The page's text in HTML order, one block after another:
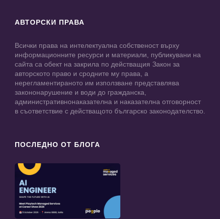
АВТОРСКИ ПРАВА
Всички права на интелектуална собственост върху
информационните ресурси и материали, публикувани на
сайта са обект на закрила по действащия Закон за
авторското право и сродните му права, а
нерегламентираното им използване представлява
закононарушение и води до гражданска,
административнонаказателна и наказателна отговорност
в съответствие с действащото българско законодателство.
ПОСЛЕДНО ОТ БЛОГА